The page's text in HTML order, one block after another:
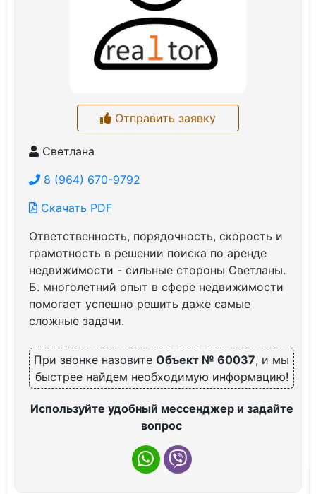
Отправить заявку
Светлана
8 (964) 670-9792
Скачать PDF
Ответственность, порядочность, скорость и
грамотность в решении поиска по аренде
недвижимости - сильные стороны Светланы.
Б. многолетний опыт в сфере недвижимости
помогает успешно решить даже самые
сложные задачи.
При звонке назовите Объект № 60037, и мы
быстрее найдем необходимую информацию!
Используйте удобный мессенджер и задайте
вопрос